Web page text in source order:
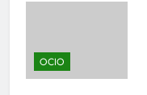
OCIO